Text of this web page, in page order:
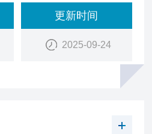
更新时间
2025-09-24